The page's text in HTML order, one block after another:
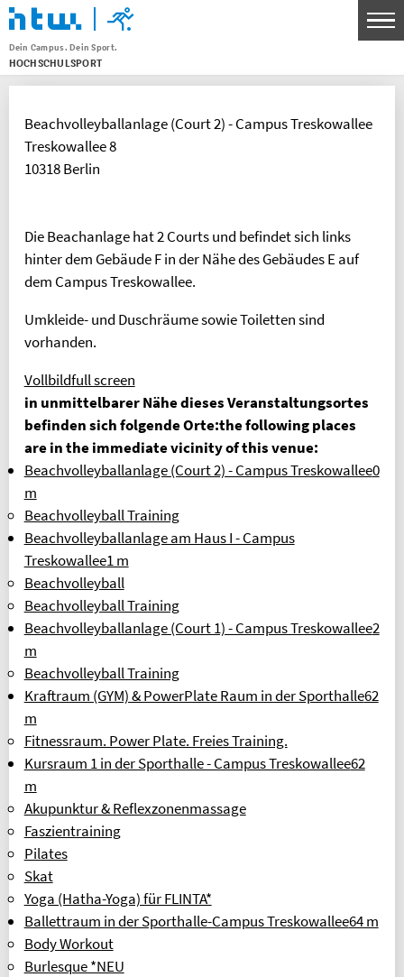
Dein Campus. Dein Sport.
HOCHSCHULSPORT
Menu
Beachvolleyballanlage (Court 2) - Campus Treskowallee
Treskowallee 8
10318 Berlin
Die Beachanlage hat 2 Courts und befindet sich links
hinter dem Gebäude F in der Nähe des Gebäudes E auf
dem Campus Treskowallee.
Umkleide- und Duschräume sowie Toiletten sind
vorhanden.
Vollbildfull screen
in unmittelbarer Nähe dieses Veranstaltungsortes
befinden sich folgende Orte:the following places
are in the immediate vicinity of this venue:
Beachvolleyballanlage (Court 2) - Campus Treskowallee0
m
Beachvolleyball Training
Beachvolleyballanlage am Haus I - Campus
Treskowallee1 m
Beachvolleyball
Beachvolleyball Training
Beachvolleyballanlage (Court 1) - Campus Treskowallee2
m
Beachvolleyball Training
Kraftraum (GYM) & PowerPlate Raum in der Sporthalle62
m
Fitnessraum. Power Plate. Freies Training.
Kursraum 1 in der Sporthalle - Campus Treskowallee62
m
Akupunktur & Reflexzonenmassage
Faszientraining
Pilates
Skat
Yoga (Hatha-Yoga) für FLINTA*
Ballettraum in der Sporthalle-Campus Treskowallee64 m
Body Workout
Burlesque *NEU
SPORTANGEBOT
WETTKAMPF- UND SPITZENSPORT
KONTAKT
BANKVERBINDUNG
BIC: BELADEBEXXX
Geldinstitut: Berliner Sparkasse
PARTNER
OLYMPIASTÜTZPUNKT BERLIN
HOCHSCHULSPORTVERBAND
INFORMATION IN ENGLISCH
OVERVIEW OF FEES
BELIEBTE SEITEN
SPORTKURSE NACH ALPHABET
SPORTKURSE NACH KATEGORIEN
FRAGEN & ANTWORTEN